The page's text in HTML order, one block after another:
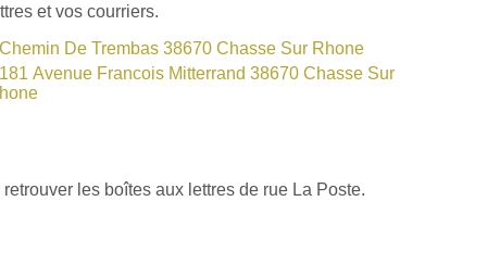
et vos courriers.
Chemin De Trembas 38670 Chasse Sur Rhone
181 Avenue Francois Mitterrand 38670 Chasse Sur
les boîtes aux lettres de rue La Poste.